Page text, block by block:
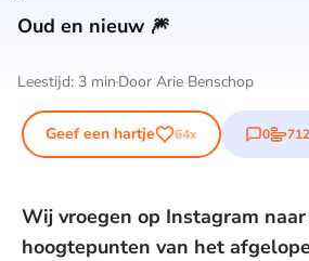
Oud en nieuw 🎆
Leestijd: 3 min Door Arie Benschop
Geef een hartje 64x 0
reacties
712
Wij vroegen op Instagram
hoogtepunten van het